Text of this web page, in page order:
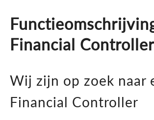
Financial Controller
Wij zijn op zoek naar
Financial Controller